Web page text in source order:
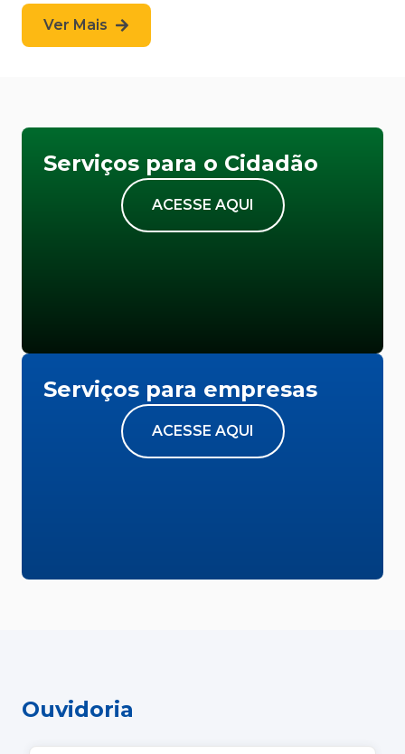
Ver Mais
Serviços para o Cidadão
ACESSE AQUI
Serviços para empresas
ACESSE AQUI
Ouvidoria